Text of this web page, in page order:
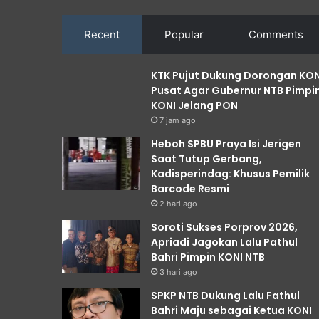
Recent Popular Comments
KTK Pujut Dukung Dorongan
Pusat Agar Gubernur NTB
KONI Jelang PON
7 jam ago
Heboh SPBU Praya Isi Jerigen
Saat Tutup Gerbang,
Kadisperindag: Khusus Pemilik
Barcode Resmi
2 hari ago
Soroti Sukses Porprov 2026,
Apriadi Jagokan Lalu Pathul
Bahri Pimpin KONI NTB
3 hari ago
SPKP NTB Dukung Lalu Fathul
Bahri Maju sebagai Ketua KONI